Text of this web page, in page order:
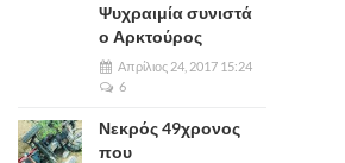
Ψυχραιμία συνιστά
ο Αρκτούρος
Απρίλιος 24, 2017 15:24
6
Νεκρός 49χρονος
που